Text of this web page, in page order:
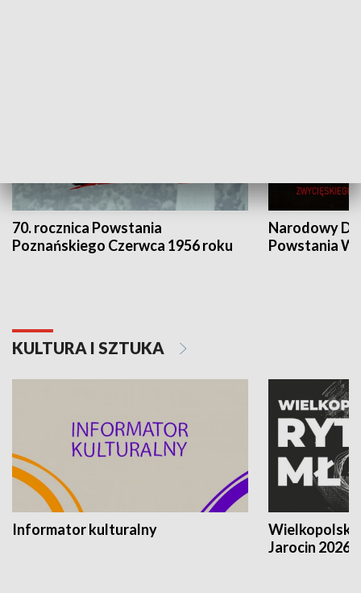
70. rocznica Powstania
Poznańskiego Czerwca 1956 roku
Narodowy
Powstania
KULTURA I SZTUKA
Informator kulturalny
Jarocin 2026